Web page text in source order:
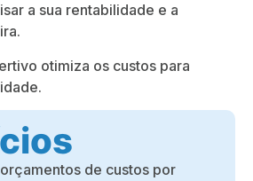
a sua rentabilidade e a
otimiza os custos para
de custos por